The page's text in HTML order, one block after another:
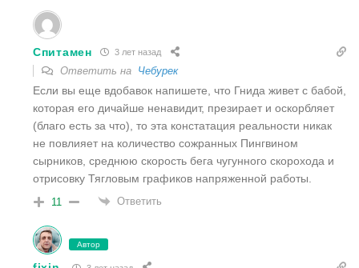
Спитамен 3 лет назад
Ответить на Чебурек
Если вы еще вдобавок напишете, что Гнида живет с бабой,
которая его дичайше ненавидит, презирает и оскорбляет
(благо есть за что), то эта констатация реальности никак
не повлияет на количество сожранных Пингвином
сырников, среднюю скорость бега чугунного скорохода и
отрисовку Тягловым графиков напряженной работы.
11 Ответить
Автор